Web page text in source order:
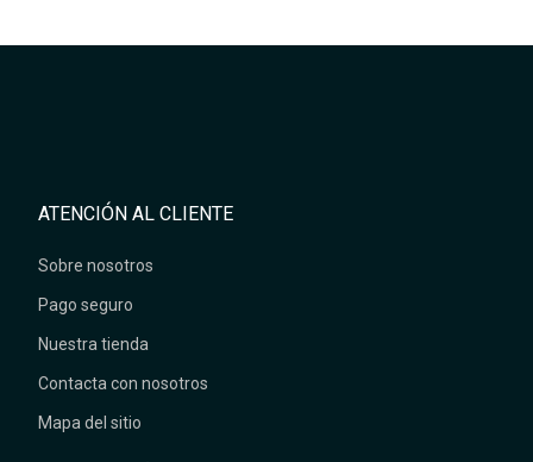
ATENCIÓN AL CLIENTE
Sobre nosotros
Pago seguro
Nuestra tienda
Contacta con nosotros
Mapa del sitio